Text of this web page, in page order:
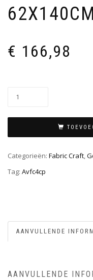
62X140CM
€ 166,98
Categorieën: Fabric Craft,
Tag: Avfc4cp
AANVULLENDE
AANVULLENDE